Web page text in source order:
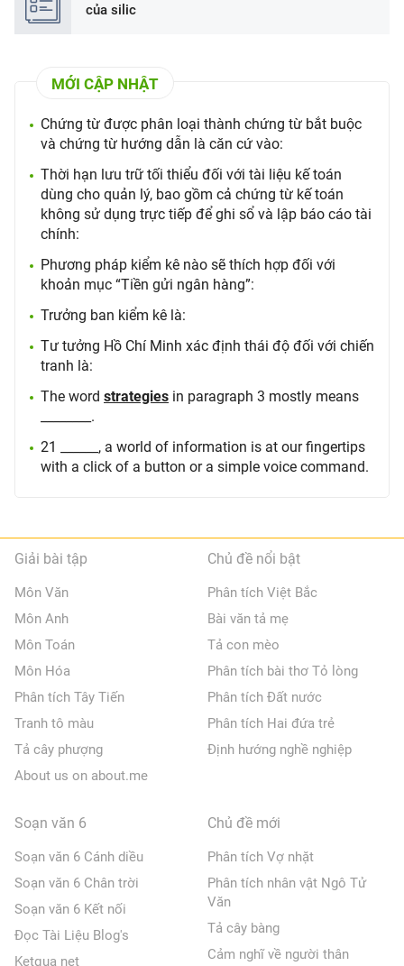
của silic
MỚI CẬP NHẬT
Chứng từ được phân loại thành chứng từ bắt buộc
và chứng từ hướng dẫn là căn cứ vào:
Thời hạn lưu trữ tối thiểu đối với tài liệu kế toán
dùng cho quản lý, bao gồm cả chứng từ kế toán
không sử dụng trực tiếp để ghi sổ và lập báo cáo tài
chính:
Phương pháp kiểm kê nào sẽ thích hợp đối với
khoản mục “Tiền gửi ngân hàng”:
Trưởng ban kiểm kê là:
Tư tưởng Hồ Chí Minh xác định thái độ đối với chiến
tranh là:
The word strategies in paragraph 3 mostly means
________.
21 ______, a world of information is at our fingertips
with a click of a button or a simple voice command.
Giải bài tập
Môn Văn
Môn Anh
Môn Toán
Môn Hóa
Phân tích Tây Tiến
Tranh tô màu
Tả cây phượng
About us on about.me
Chủ đề nổi bật
Phân tích Việt Bắc
Bài văn tả mẹ
Tả con mèo
Phân tích bài thơ Tỏ lòng
Phân tích Đất nước
Phân tích Hai đứa trẻ
Định hướng nghề nghiệp
Soạn văn 6
Soạn văn 6 Cánh diều
Soạn văn 6 Chân trời
Soạn văn 6 Kết nối
Đọc Tài Liệu Blog's
Ketqua net
Chủ đề mới
Phân tích Vợ nhặt
Phân tích nhân vật Ngô Tử
Văn
Tả cây bàng
Cảm nghĩ về người thân